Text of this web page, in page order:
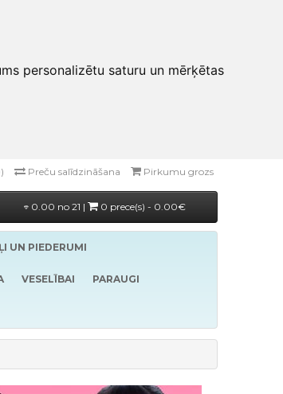
personalizētu saturu un mērķētas
Preču salīdzināšana Pirkumu grozs
0.00 no 21 | 0 prece(s) - 0.00€
UN PIEDERUMI
VESELĪBAI PARAUGI